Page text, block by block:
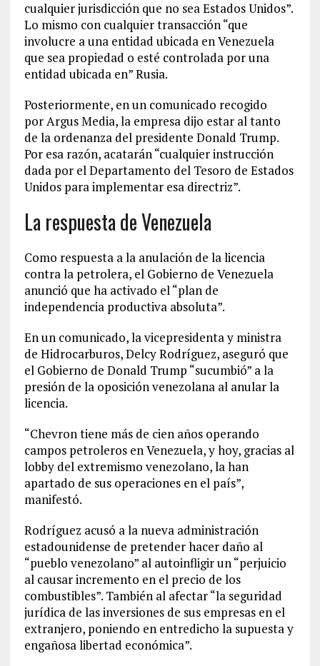
cualquier jurisdicción que no sea Estados Unidos”.
Lo mismo con cualquier transacción “que
involucre a una entidad ubicada en Venezuela
que sea propiedad o esté controlada por una
entidad ubicada en” Rusia.
Posteriormente, en un comunicado recogido
por Argus Media, la empresa dijo estar al tanto
de la ordenanza del presidente Donald Trump.
Por esa razón, acatarán “cualquier instrucción
dada por el Departamento del Tesoro de Estados
Unidos para implementar esa directriz”.
La respuesta de Venezuela
Como respuesta a la anulación de la licencia
contra la petrolera, el Gobierno de Venezuela
anunció que ha activado el “plan de
independencia productiva absoluta”.
En un comunicado, la vicepresidenta y ministra
de Hidrocarburos, Delcy Rodríguez, aseguró que
el Gobierno de Donald Trump “sucumbió” a la
presión de la oposición venezolana al anular la
licencia.
“Chevron tiene más de cien años operando
campos petroleros en Venezuela, y hoy, gracias al
lobby del extremismo venezolano, la han
apartado de sus operaciones en el país”,
manifestó.
Rodríguez acusó a la nueva administración
estadounidense de pretender hacer daño al
“pueblo venezolano” al autoinfligir un “perjuicio
al causar incremento en el precio de los
combustibles”. También al afectar “la seguridad
jurídica de las inversiones de sus empresas en el
extranjero, poniendo en entredicho la supuesta y
engañosa libertad económica”.